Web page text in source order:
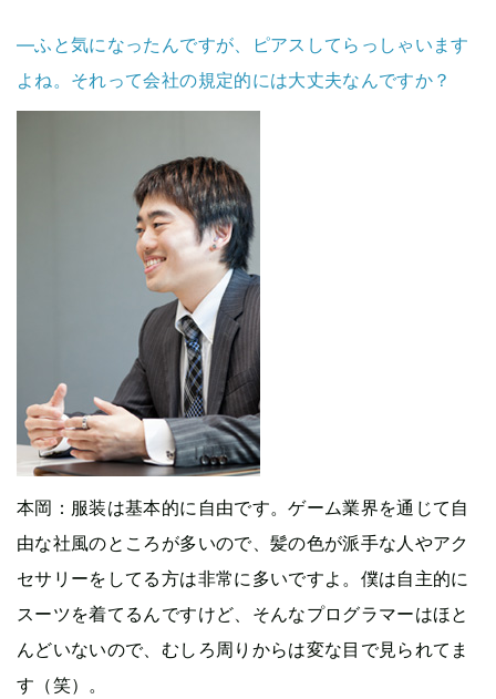
―ふと気になったんですが、ピアスしてらっしゃいます
よね。それって会社の規定的には大丈夫なんですか？
本岡 ：服装は基本的に自由です。ゲーム業界を通じて自
由な社風のところが多いので、髪の色が派手な人やアク
セサリーをしてる方は非常に多いですよ。僕は自主的に
スーツを着てるんですけど、そんなプログラマーはほと
んどいないので、むしろ周りからは変な目で見られてま
す（笑）。